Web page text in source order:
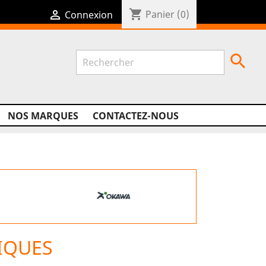
 Connexion shopping_cart Panier (0)
NOS MARQUES CONTACTEZ-NOUS
